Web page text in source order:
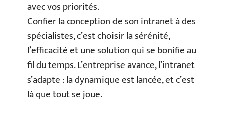
avec vos priorités.
Confier la conception de son intranet à des
spécialistes, c’est choisir la sérénité,
l’efficacité et une solution qui se bonifie au
fil du temps. L’entreprise avance, l’intranet
s’adapte : la dynamique est lancée, et c’est
là que tout se joue.